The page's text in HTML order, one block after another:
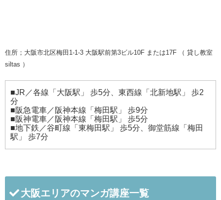
住所；大阪市北区梅田1-1-3 大阪駅前第3ビル10F または17F （ 貸し教室
siltas ）
■JR／各線「大阪駅」 歩5分、東西線「北新地駅」 歩2
分
■阪急電車／阪神本線「梅田駅」 歩9分
■阪神電車／阪神本線「梅田駅」 歩5分
■地下鉄／谷町線「東梅田駅」 歩5分、御堂筋線「梅田
駅」 歩7分
大阪エリアのマンガ講座一覧